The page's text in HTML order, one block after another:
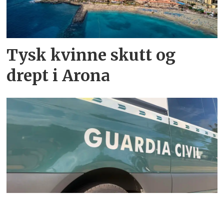
Tysk kvinne skutt og
drept i Arona